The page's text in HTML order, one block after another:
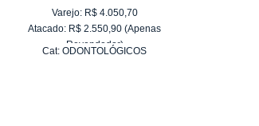
Varejo: R$ 4.050,70
Atacado: R$ 2.550,90 (Apenas
Revendedor)
Cat:ODONTOLÓGICOS